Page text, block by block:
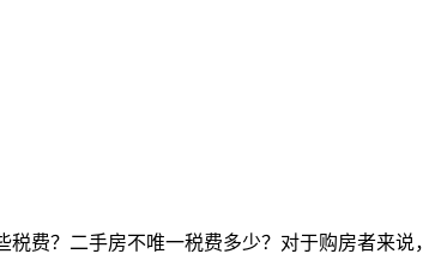
费？二手房不唯一税费多少？对于购房者来说